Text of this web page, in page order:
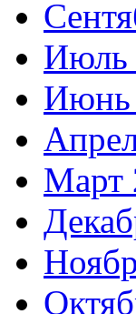
Июль
Июнь
Март